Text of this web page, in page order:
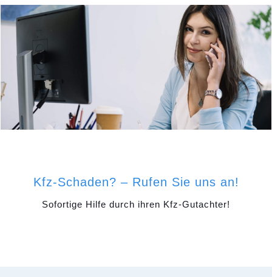
Kfz-Schaden? – Rufen Sie uns an!
Sofortige Hilfe durch ihren Kfz-Gutachter!